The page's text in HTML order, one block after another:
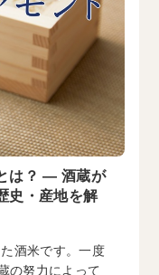
は？ ― 酒蔵が
史・産地を解
酒米です。一度
の努力によって